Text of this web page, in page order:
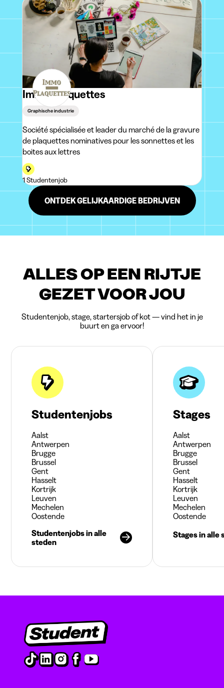
Immo-Plaquettes
Graphische industrie
Société spécialisée et leader du marché de la gravure
de plaquettes nominatives pour les sonnettes et les
boites aux lettres
1 Studentenjob
ONTDEK GELIJKAARDIGE BEDRIJVEN
ALLES OP EEN RIJTJE
GEZET VOOR JOU
Studentenjob, stage, startersjob of kot — vind het in je
buurt en ga ervoor!
Studentenjobs
Aalst
Antwerpen
Brugge
Brussel
Gent
Hasselt
Kortrijk
Leuven
Mechelen
Oostende
Studentenjobs in alle
steden
Stages
Aalst
Antwerpen
Brugge
Brussel
Gent
Hasselt
Kortrijk
Leuven
Mechelen
Oostende
Stages in alle